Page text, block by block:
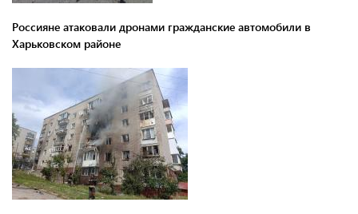
Россияне атаковали дронами гражданские автомобили в
Харьковском районе